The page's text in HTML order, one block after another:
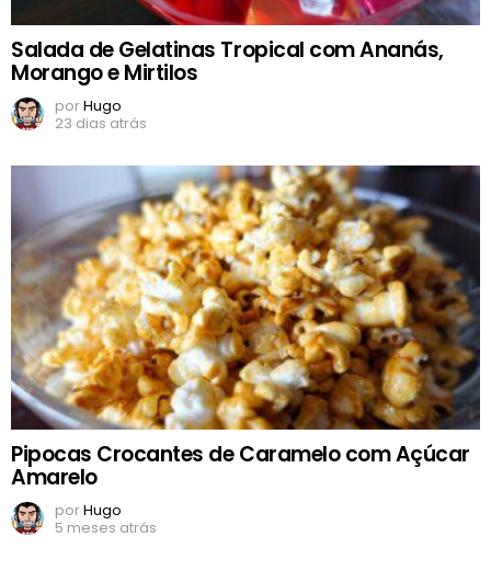
Salada de Gelatinas Tropical com Ananás,
Morango e Mirtilos
porHugo
23 dias atrás
Pipocas Crocantes de Caramelo com Açúcar
Amarelo
porHugo
5 meses atrás